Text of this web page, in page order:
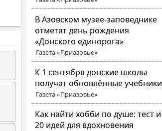
В Азовском музее-заповеднике
отметят день рождения
«Донского единорога»
Газета «Приазовье»
К 1 сентября донские школы
получат обновлённые учебники
Газета «Приазовье»
Как найти хобби по душе: тест и
20 идей для вдохновения